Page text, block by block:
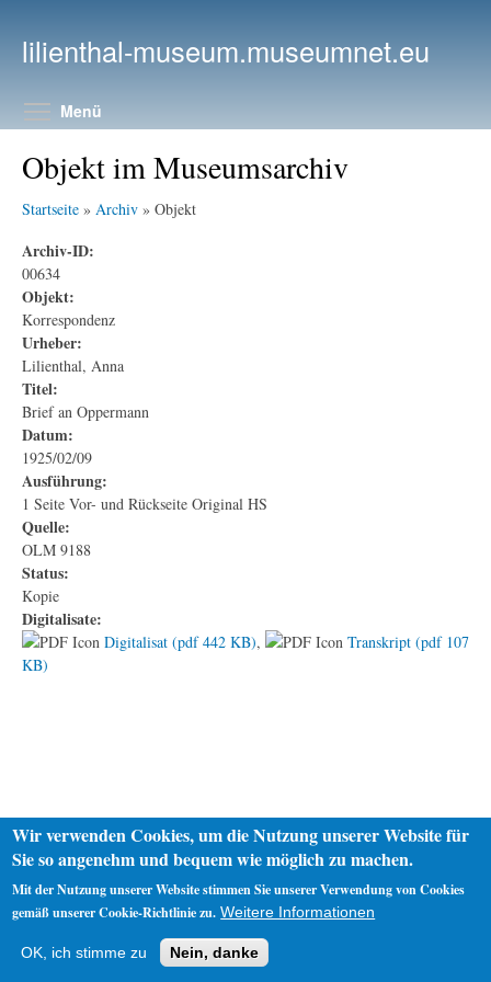
lilienthal-museum.museumnet.eu
Menü
Objekt im Museumsarchiv
Startseite » Archiv » Objekt
Archiv-ID:
00634
Objekt:
Korrespondenz
Urheber:
Lilienthal, Anna
Titel:
Brief an Oppermann
Datum:
1925/02/09
Ausführung:
1 Seite Vor- und Rückseite Original HS
Quelle:
OLM 9188
Status:
Kopie
Digitalisate:
Digitalisat (pdf 442 KB),
Transkript (pdf 107
KB)
Impressum
Wir verwenden Cookies, um die Nutzung unserer Website für
Sie so angenehm und bequem wie möglich zu machen.
Mit der Nutzung unserer Website stimmen Sie unserer Verwendung von Cookies
gemäß unserer Cookie-Richtlinie zu. Weitere Informationen
OK, ich stimme zu Nein, danke